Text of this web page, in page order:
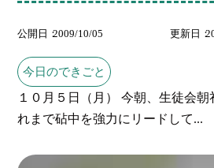
公開日 2009/10/05 更新日
今日のできごと
１０月５日（月） 今朝、生徒会朝
れまで砧中を強力にリードして...